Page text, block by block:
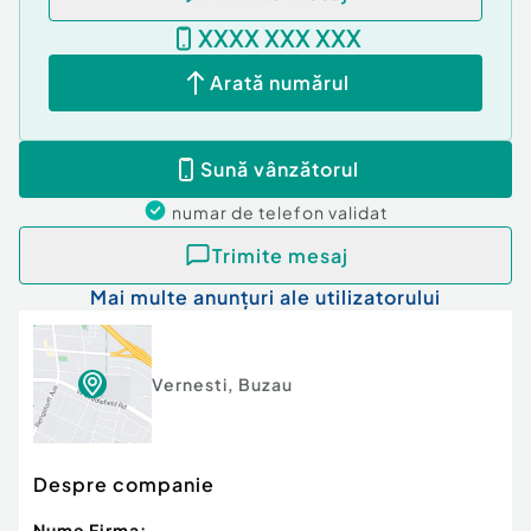
3. Situatia juridica:
Liber de sarcini
Documentatie cadastrala ;
ID ACTIV IMOB: 232151
Număr Băi:1
Curent
XXXX XXX XXX
Arată numărul
Sună vânzătorul
numar de telefon validat
Trimite mesaj
Mai multe anunțuri ale utilizatorului
Vernesti, Buzau
Despre companie